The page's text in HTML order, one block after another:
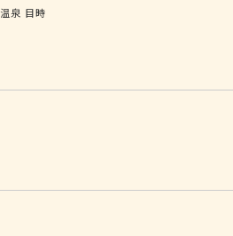
泉 目時